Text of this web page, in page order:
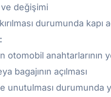
ve değişimi
durumunda kapı
otomobil anahtarlarının
bagajının açılması
unutulması durumunda